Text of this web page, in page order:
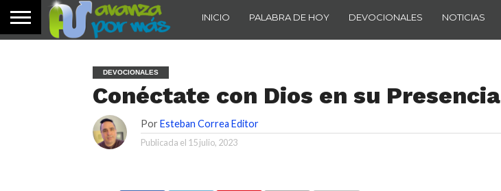
INICIO PALABRA DE HOY DEVOCIONALES NOTICIAS
DEVOCIONALES
Conéctate con Dios en su Presencia
Por Esteban Correa Editor
Publicada el 15 julio, 2023